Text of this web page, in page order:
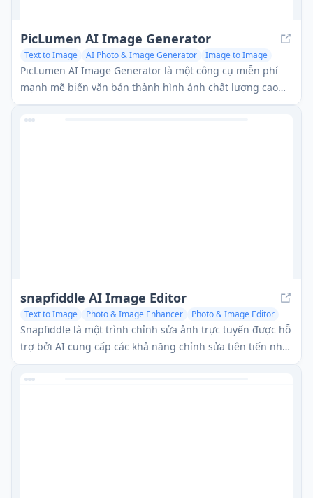
PicLumen AI Image Generator
Text to Image AI Photo & Image Generator Image to Image
PicLumen AI Image Generator là một công cụ miễn phí
mạnh mẽ biến văn bản thành hình ảnh chất lượng cao
bằng cách sử dụng công nghệ AI tiên tiến, cung cấp khả
năng tạo ra không giới hạn trên nhiều phong cách.
snapfiddle AI Image Editor
Text to Image Photo & Image Enhancer Photo & Image Editor
Snapfiddle là một trình chỉnh sửa ảnh trực tuyến được hỗ
trợ bởi AI cung cấp các khả năng chỉnh sửa tiên tiến như
xóa đối tượng, cải thiện hình ảnh và các chỉnh sửa do AI
tạo ra.